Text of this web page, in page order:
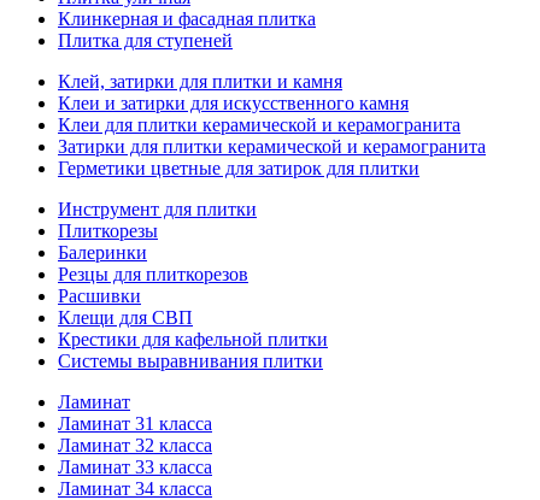
Клинкерная и фасадная плитка
Плитка для ступеней
Клей, затирки для плитки и камня
Клеи и затирки для искусственного камня
Клеи для плитки керамической и керамогранита
Затирки для плитки керамической и керамогранита
Герметики цветные для затирок для плитки
Инструмент для плитки
Плиткорезы
Балеринки
Резцы для плиткорезов
Расшивки
Клещи для СВП
Крестики для кафельной плитки
Системы выравнивания плитки
Ламинат
Ламинат 31 класса
Ламинат 32 класса
Ламинат 33 класса
Ламинат 34 класса